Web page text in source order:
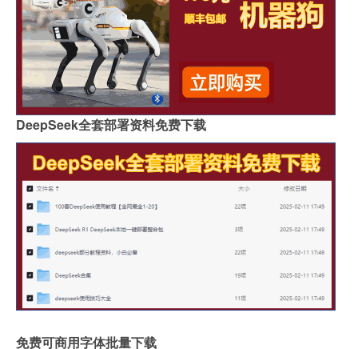
DeepSeek全套部署资料免费下载
免费可商用字体批量下载